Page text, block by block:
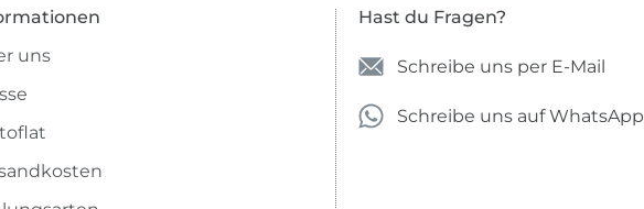
uns
Hast du Fragen?
Schreibe uns per E-Mail
Schreibe uns auf WhatsApp